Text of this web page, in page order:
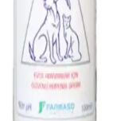
Vitakraft Menü
Beslenme İçin
Vitakraft Menü
vitaminlerle
kaliteli bir yemdir.